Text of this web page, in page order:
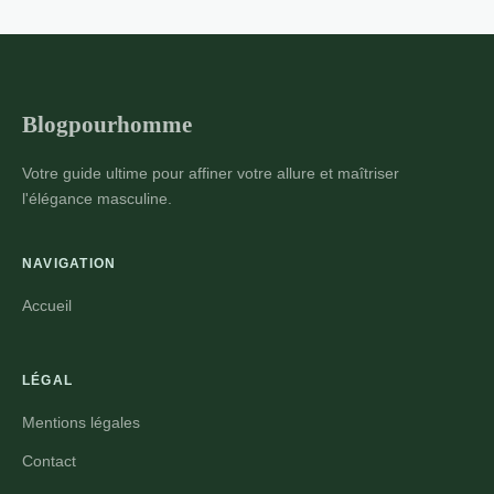
pour un style décontracté
axée sur le style décontracté, certains
coton ou en jersey s'avère polyvalent et
facile à associer. ...
Blogpourhomme
Votre guide ultime pour affiner votre allure et maîtriser
l'élégance masculine.
NAVIGATION
Accueil
LÉGAL
Mentions légales
Contact